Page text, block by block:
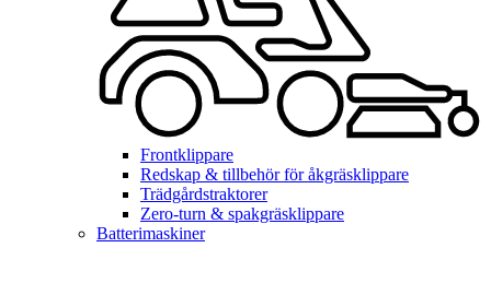
Frontklippare
Redskap & tillbehör för åkgräsklippare
Trädgårdstraktorer
Zero-turn & spakgräsklippare
Batterimaskiner